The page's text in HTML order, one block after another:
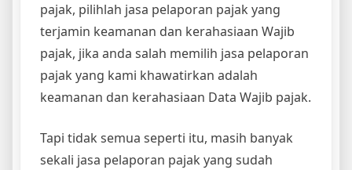
pajak, pilihlah jasa pelaporan pajak yang
terjamin keamanan dan kerahasiaan Wajib
pajak, jika anda salah memilih jasa pelaporan
pajak yang kami khawatirkan adalah
keamanan dan kerahasiaan Data Wajib pajak.
Tapi tidak semua seperti itu, masih banyak
sekali jasa pelaporan pajak yang sudah